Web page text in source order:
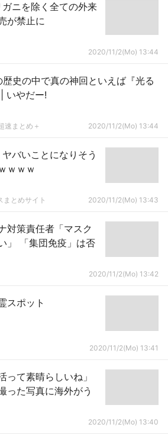
ガニを除く全ての外来
が禁止に
2020/11/2(Mo) 13:44
史の中で真の神回といえば『光る
宇宙』しかないやろ | いやだー!
速まとめ＋ 2020/11/2(Mo) 13:44
ヤバいことになりそう
ｗｗｗ
まとめサイト 2020/11/2(Mo) 13:43
対策責任者「マスク
」 「集団免疫」は否
2020/11/2(Mo) 13:42
スポット
2020/11/2(Mo) 13:41
って素晴らしいね」
った写真に海外がう
2020/11/2(Mo) 13:40